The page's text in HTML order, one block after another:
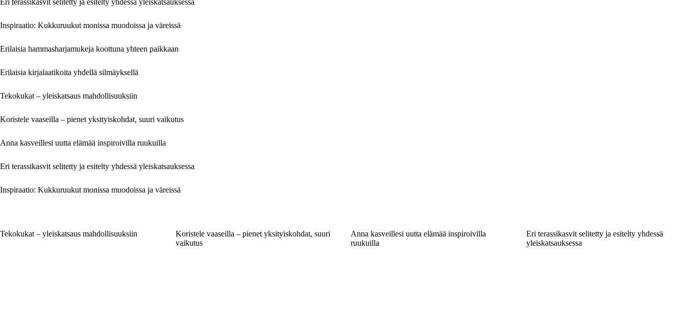
Inspiraatio: Kukkuruukut monissa muodoissa ja väreissä
Erilaisia hammasharjamukeja koottuna yhteen paikkaan
Erilaisia kirjalaatikoita yhdellä silmäyksellä
Tekokukat – yleiskatsaus mahdollisuuksiin
Koristele vaaseilla – pienet yksityiskohdat, suuri vaikutus
Anna kasveillesi uutta elämää inspiroivilla ruukuilla
Eri terassikasvit selitetty ja esitelty yhdessä yleiskatsauksessa
Inspiraatio: Kukkuruukut monissa muodoissa ja väreissä
Tekokukat – yleiskatsaus mahdollisuuksiin
Koristele vaaseilla – pienet yksityiskohdat, suuri
vaikutus
Anna kasveillesi uutta elämää inspiroivilla
ruukuilla
Eri terassikasvit selitetty ja esitelty yhdessä
yleiskatsauksessa